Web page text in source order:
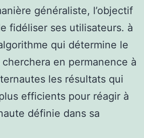
généraliste, l’objectif
fidéliser ses utilisateurs. à
qui détermine le
en permanence à
les résultats qui
efficients pour réagir à
définie dans sa